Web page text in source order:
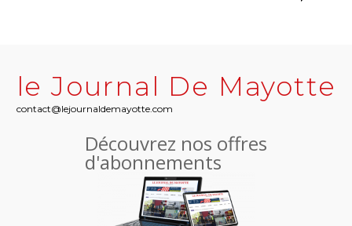
le Journal De Mayotte
contact@lejournaldemayotte.com
Découvrez nos offres
d'abonnements